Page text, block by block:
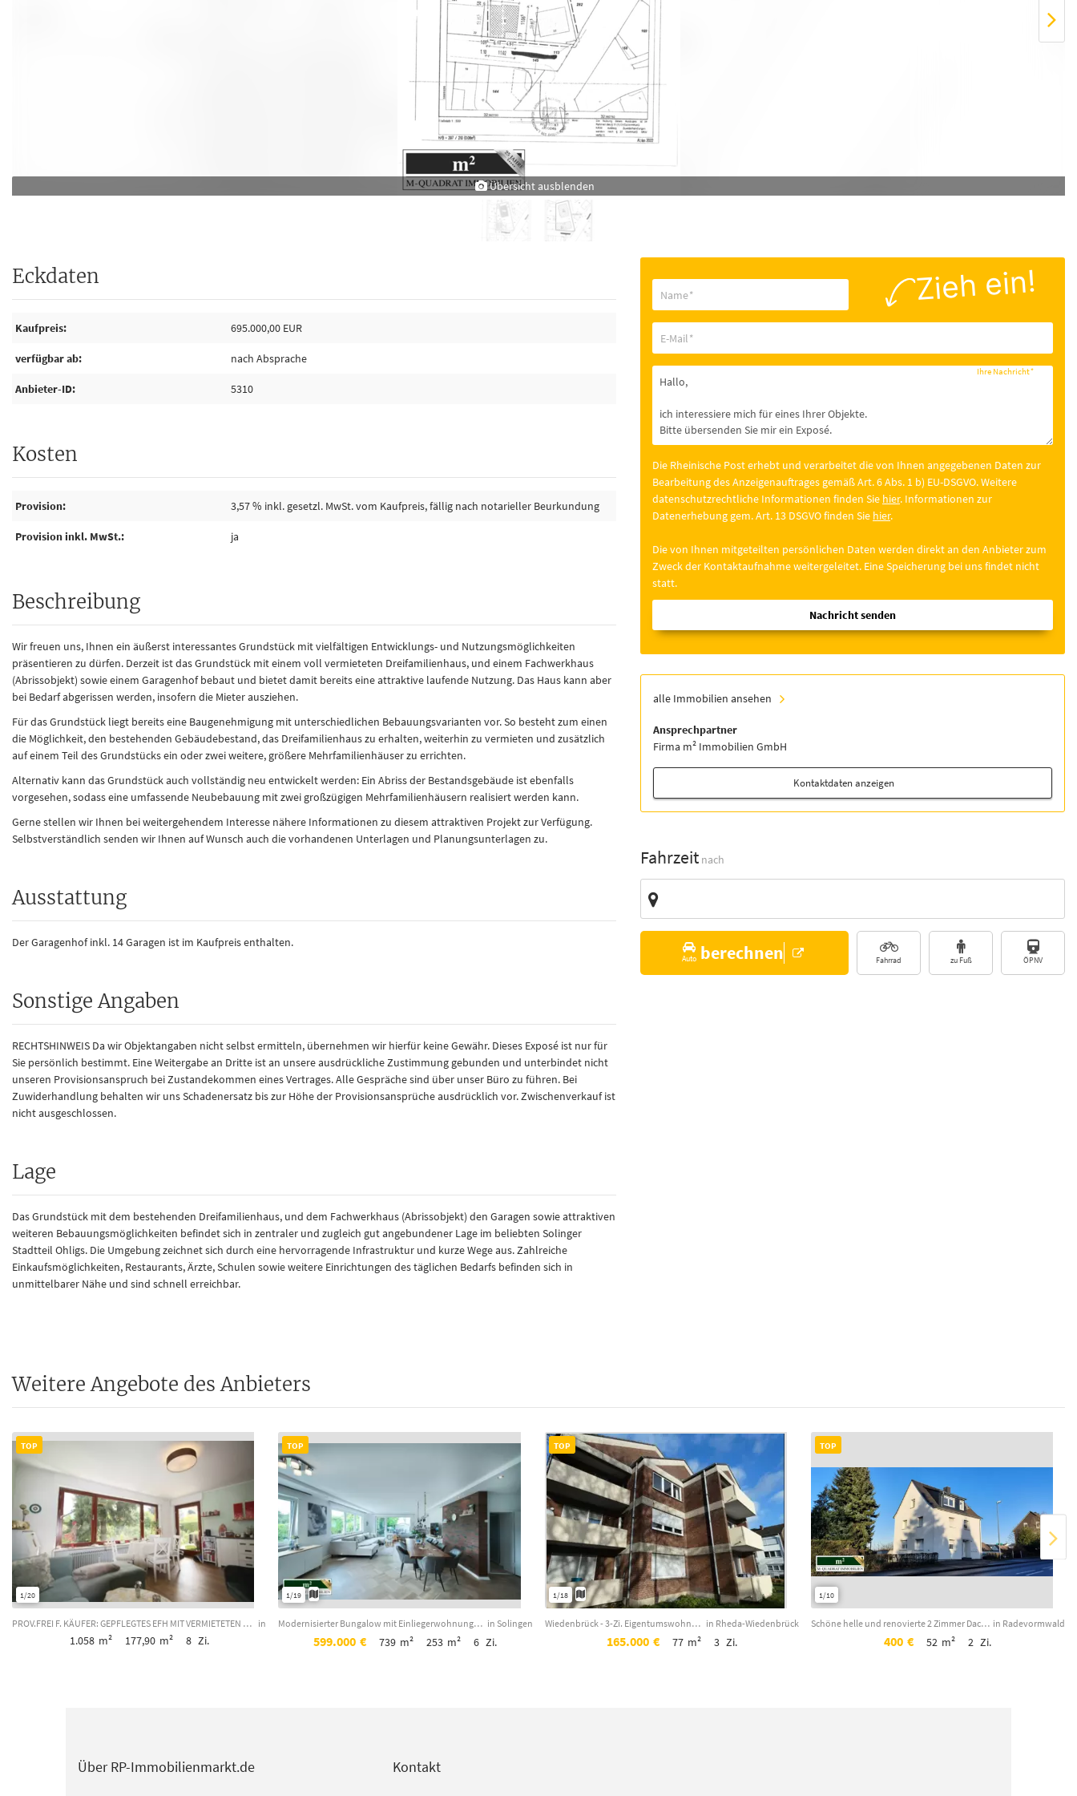
Übersicht ausblenden
Zieh ein!
Name*
E-Mail*
Ihre Nachricht*
Die Rheinische Post erhebt und verarbeitet die von Ihnen angegebenen Daten zur
Bearbeitung des Anzeigenauftrages gemäß Art. 6 Abs. 1 b) EU-DSGVO. Weitere
datenschutzrechtliche Informationen finden Sie hier. Informationen zur
Datenerhebung gem. Art. 13 DSGVO finden Sie hier.
Die von Ihnen mitgeteilten persönlichen Daten werden direkt an den Anbieter zum
Zweck der Kontaktaufnahme weitergeleitet. Eine Speicherung bei uns findet nicht
statt.
Nachricht senden
alle Immobilien ansehen
Ansprechpartner
Firma m² Immobilien GmbH
Kontaktdaten anzeigen
Fahrzeit nach
Vorschläge
Auto berechnen Fahrrad zu Fuß ÖPNV
Eckdaten
Kaufpreis 695.000,00 EUR
verfügbar ab nach Absprache
Anbieter-ID 5310
Kosten
Provision 3,57 % inkl. gesetzl. MwSt. vom Kaufpreis, fällig nach notarieller Beurkundung
Provision inkl. MwSt. ja
Beschreibung
Wir freuen uns, Ihnen ein äußerst interessantes Grundstück mit vielfältigen Entwicklungs- und Nutzungsmöglichkeiten
präsentieren zu dürfen. Derzeit ist das Grundstück mit einem voll vermieteten Dreifamilienhaus, und einem Fachwerkhaus
(Abrissobjekt) sowie einem Garagenhof bebaut und bietet damit bereits eine attraktive laufende Nutzung. Das Haus kann aber
bei Bedarf abgerissen werden, insofern die Mieter ausziehen.
Für das Grundstück liegt bereits eine Baugenehmigung mit unterschiedlichen Bebauungsvarianten vor. So besteht zum einen
die Möglichkeit, den bestehenden Gebäudebestand, das Dreifamilienhaus zu erhalten, weiterhin zu vermieten und zusätzlich
auf einem Teil des Grundstücks ein oder zwei weitere, größere Mehrfamilienhäuser zu errichten.
Alternativ kann das Grundstück auch vollständig neu entwickelt werden: Ein Abriss der Bestandsgebäude ist ebenfalls
vorgesehen, sodass eine umfassende Neubebauung mit zwei großzügigen Mehrfamilienhäusern realisiert werden kann.
Gerne stellen wir Ihnen bei weitergehendem Interesse nähere Informationen zu diesem attraktiven Projekt zur Verfügung.
Selbstverständlich senden wir Ihnen auf Wunsch auch die vorhandenen Unterlagen und Planungsunterlagen zu.
Ausstattung
Der Garagenhof inkl. 14 Garagen ist im Kaufpreis enthalten.
Sonstige Angaben
RECHTSHINWEIS Da wir Objektangaben nicht selbst ermitteln, übernehmen wir hierfür keine Gewähr. Dieses Exposé ist nur für
Sie persönlich bestimmt. Eine Weitergabe an Dritte ist an unsere ausdrückliche Zustimmung gebunden und unterbindet nicht
unseren Provisionsanspruch bei Zustandekommen eines Vertrages. Alle Gespräche sind über unser Büro zu führen. Bei
Zuwiderhandlung behalten wir uns Schadenersatz bis zur Höhe der Provisionsansprüche ausdrücklich vor. Zwischenverkauf ist
nicht ausgeschlossen.
Lage
Das Grundstück mit dem bestehenden Dreifamilienhaus, und dem Fachwerkhaus (Abrissobjekt) den Garagen sowie attraktiven
weiteren Bebauungsmöglichkeiten befindet sich in zentraler und zugleich gut angebundener Lage im beliebten Solinger
Stadtteil Ohligs. Die Umgebung zeichnet sich durch eine hervorragende Infrastruktur und kurze Wege aus. Zahlreiche
Einkaufsmöglichkeiten, Restaurants, Ärzte, Schulen sowie weitere Einrichtungen des täglichen Bedarfs befinden sich in
unmittelbarer Nähe und sind schnell erreichbar.
Weitere Angebote des Anbieters
TOP
1/20
PROV.FREI F. KÄUFER: GEPFLEGTES EFH MIT VERMIETETEN 2 ELW - ZUSATZEINKOMMEN & FI... in
1.058 m² 177,90 m² 8 Zi.
TOP
1/19
Modernisierter Bungalow mit Einliegerwohnung, viel Privatsphäre und idyllischem ... in Solingen
599.000 € 739 m² 253 m² 6 Zi.
TOP
1/18
Wiedenbrück - 3-Zi. Eigentumswohnung - 77 m² in attraktiver Lage (WE 01) / SOFOR... in Rheda-Wiedenbrück
165.000 € 77 m² 3 Zi.
TOP
1/10
Schöne helle und renovierte 2 Zimmer Dachgeschosswohnung in Radevormwald-Herbeck... in Radevormwald
400 € 52 m² 2 Zi.
Über RP-Immobilienmarkt.de Kontakt